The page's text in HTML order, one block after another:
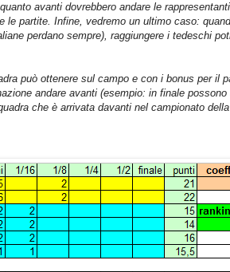
avanti dovrebbero andare le
partite. Infine, vedremo un ultimo caso:
perdano sempre), raggiungere i tedeschi
può ottenere sul campo e con i bonus per il
andare avanti (esempio: in finale
che è arrivata davanti nel campionato